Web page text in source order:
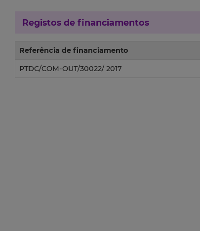
Registos de financiamentos
Referência de financiamento
PTDC/COM-OUT/30022/ 2017